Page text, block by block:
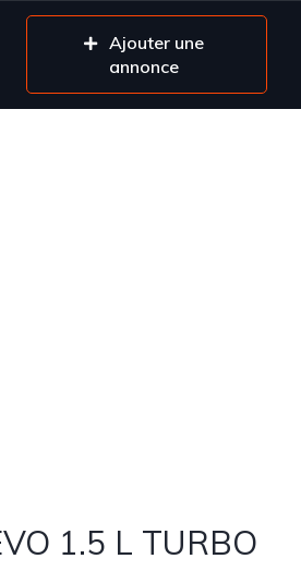
Ajouter une
annonce
1.5 L TURBO